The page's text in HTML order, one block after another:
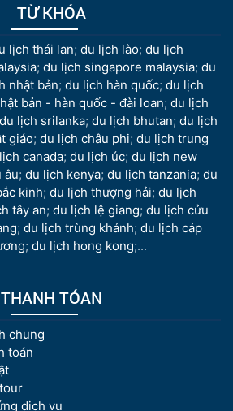
TỪ KHÓA
lịch thái lan; du lịch lào; du lịch
; du lịch singapore malaysia; du
nhật bản; du lịch hàn quốc; du lịch
bản - hàn quốc - đài loan; du lịch
du lịch srilanka; du lịch bhutan; du lịch
giáo; du lịch châu phi; du lịch trung
canada; du lịch úc; du lịch new
âu; du lịch kenya; du lịch tanzania; du
kinh; du lịch thượng hải; du lịch
tây an; du lịch lệ giang; du lịch cửu
; du lịch trùng khánh; du lịch cáp
; du lịch hong kong;...
THANH TÓAN
chung
toán
dịch vụ